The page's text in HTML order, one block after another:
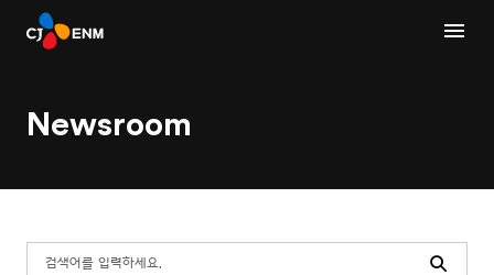
Newsroom